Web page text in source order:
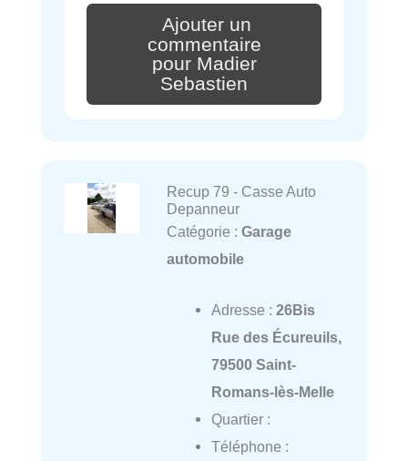
Ajouter un
commentaire
pour Madier
Sebastien
Recup 79 - Casse Auto
Depanneur
Catégorie : Garage
automobile
Adresse : 26Bis
Rue des Écureuils,
79500 Saint-
Romans-lès-Melle
Quartier :
Téléphone :